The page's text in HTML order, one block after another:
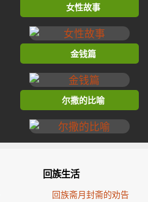
女性故事
金钱篇
尔撒的比喻
回族生活
回族斋月封斋的劝告